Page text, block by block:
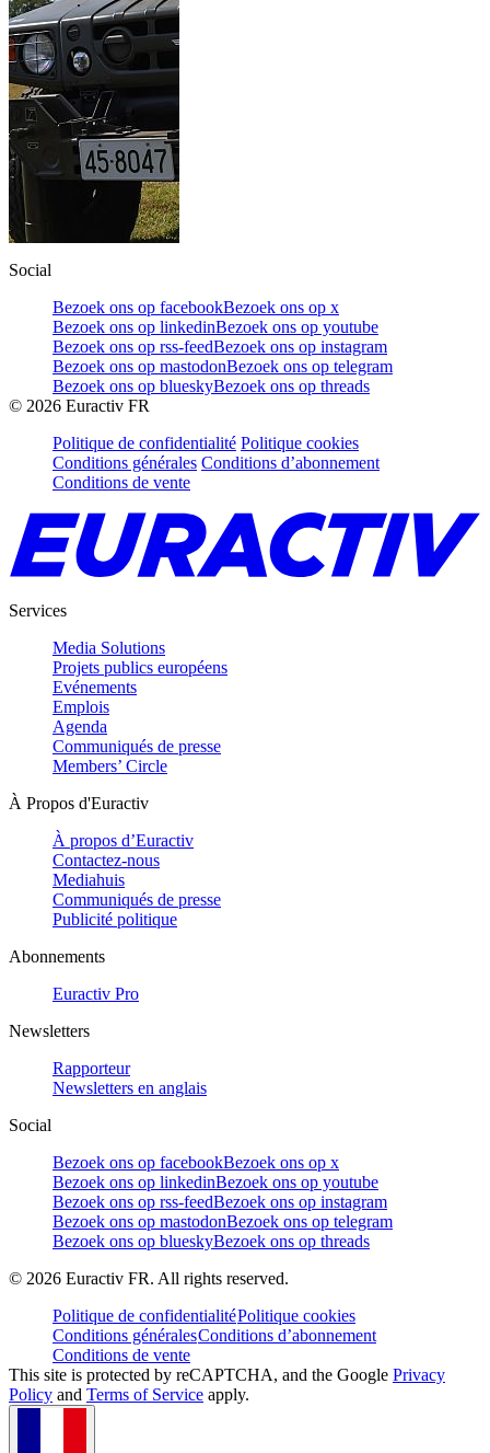
Social
Bezoek ons op facebookBezoek ons op x
Bezoek ons op linkedinBezoek ons op youtube
Bezoek ons op rss-feedBezoek ons op instagram
Bezoek ons op mastodonBezoek ons op telegram
Bezoek ons op blueskyBezoek ons op threads
© 2026 Euractiv FR
Politique de confidentialité Politique cookies
Conditions générales Conditions d’abonnement
Conditions de vente
Services
Media Solutions
Projets publics européens
Evénements
Emplois
Agenda
Communiqués de presse
Members’ Circle
À Propos d'Euractiv
À propos d’Euractiv
Contactez-nous
Mediahuis
Communiqués de presse
Publicité politique
Abonnements
Euractiv Pro
Newsletters
Rapporteur
Newsletters en anglais
Social
Bezoek ons op facebookBezoek ons op x
Bezoek ons op linkedinBezoek ons op youtube
Bezoek ons op rss-feedBezoek ons op instagram
Bezoek ons op mastodonBezoek ons op telegram
Bezoek ons op blueskyBezoek ons op threads
© 2026 Euractiv FR. All rights reserved.
Politique de confidentialitéPolitique cookies
Conditions généralesConditions d’abonnement
Conditions de vente
This site is protected by reCAPTCHA, and the Google Privacy
Policy and Terms of Service apply.